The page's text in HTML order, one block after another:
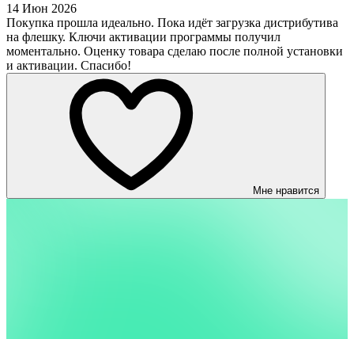
14 Июн 2026
Покупка прошла идеально. Пока идёт загрузка дистрибутива
на флешку. Ключи активации программы получил
моментально. Оценку товара сделаю после полной установки
и активации. Спасибо!
Мне нравится